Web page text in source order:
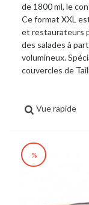
de 1800 ml, le
Ce format XXL
et restaurateurs
des salades à
volumineux.
couvercles de
Vue rapide
%